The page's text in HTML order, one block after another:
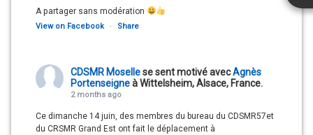
A partager sans modération
View on Facebook · Share
CDSMR Mosellese sent motivé avecAgnès
Portenseigneà Wittelsheim, Alsace, France.
2 months ago
Ce dimanche 14 juin, des membres du bureau du CDSMR57et
du CRSMR Grand Est ont fait le déplacement à